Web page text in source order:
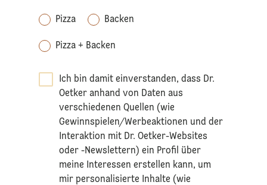
Pizza Backen
Pizza + Backen
Ich bin damit einverstanden, dass Dr.
Oetker anhand von Daten aus
verschiedenen Quellen (wie
Gewinnspielen/Werbeaktionen und der
Interaktion mit Dr. Oetker-Websites
oder -Newslettern) ein Profil über
meine Interessen erstellen kann, um
mir personalisierte Inhalte (wie